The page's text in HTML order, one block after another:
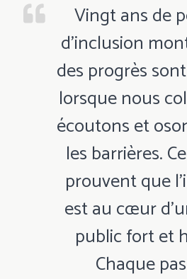
Vingt ans de
d’inclusion
des progrès
lorsque nous
écoutons et
les barrières.
prouvent que
est au cœur
public fort et
Chaque